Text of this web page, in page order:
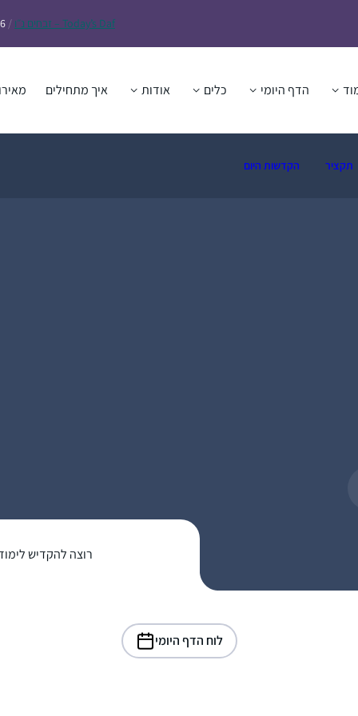
Today’s Daf – זבחים נ״ו /
הדף היומי כלים אודות איך מתחילים
תקציר הקדשות היום
רוצה להקדיש
לוח הדף היומי